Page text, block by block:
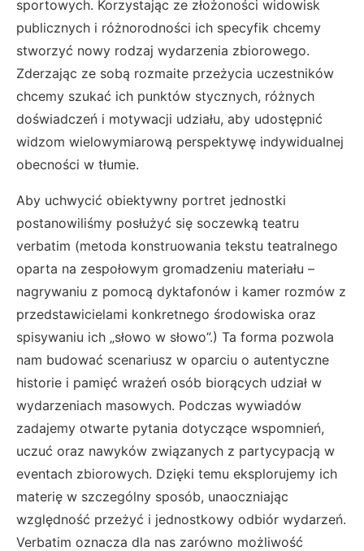
sportowych. Korzystając ze złożoności widowisk
publicznych i różnorodności ich specyfik chcemy
stworzyć nowy rodzaj wydarzenia zbiorowego.
Zderzając ze sobą rozmaite przeżycia uczestników
chcemy szukać ich punktów stycznych, różnych
doświadczeń i motywacji udziału, aby udostępnić
widzom wielowymiarową perspektywę indywidualnej
obecności w tłumie.
Aby uchwycić obiektywny portret jednostki
postanowiliśmy posłużyć się soczewką teatru
verbatim (metoda konstruowania tekstu teatralnego
oparta na zespołowym gromadzeniu materiału –
nagrywaniu z pomocą dyktafonów i kamer rozmów z
przedstawicielami konkretnego środowiska oraz
spisywaniu ich „słowo w słowo”.) Ta forma pozwola
nam budować scenariusz w oparciu o autentyczne
historie i pamięć wrażeń osób biorących udział w
wydarzeniach masowych. Podczas wywiadów
zadajemy otwarte pytania dotyczące wspomnień,
uczuć oraz nawyków związanych z partycypacją w
eventach zbiorowych. Dzięki temu eksplorujemy ich
materię w szczególny sposób, unaoczniając
względność przeżyć i jednostkowy odbiór wydarzeń.
Verbatim oznacza dla nas zarówno możliwość